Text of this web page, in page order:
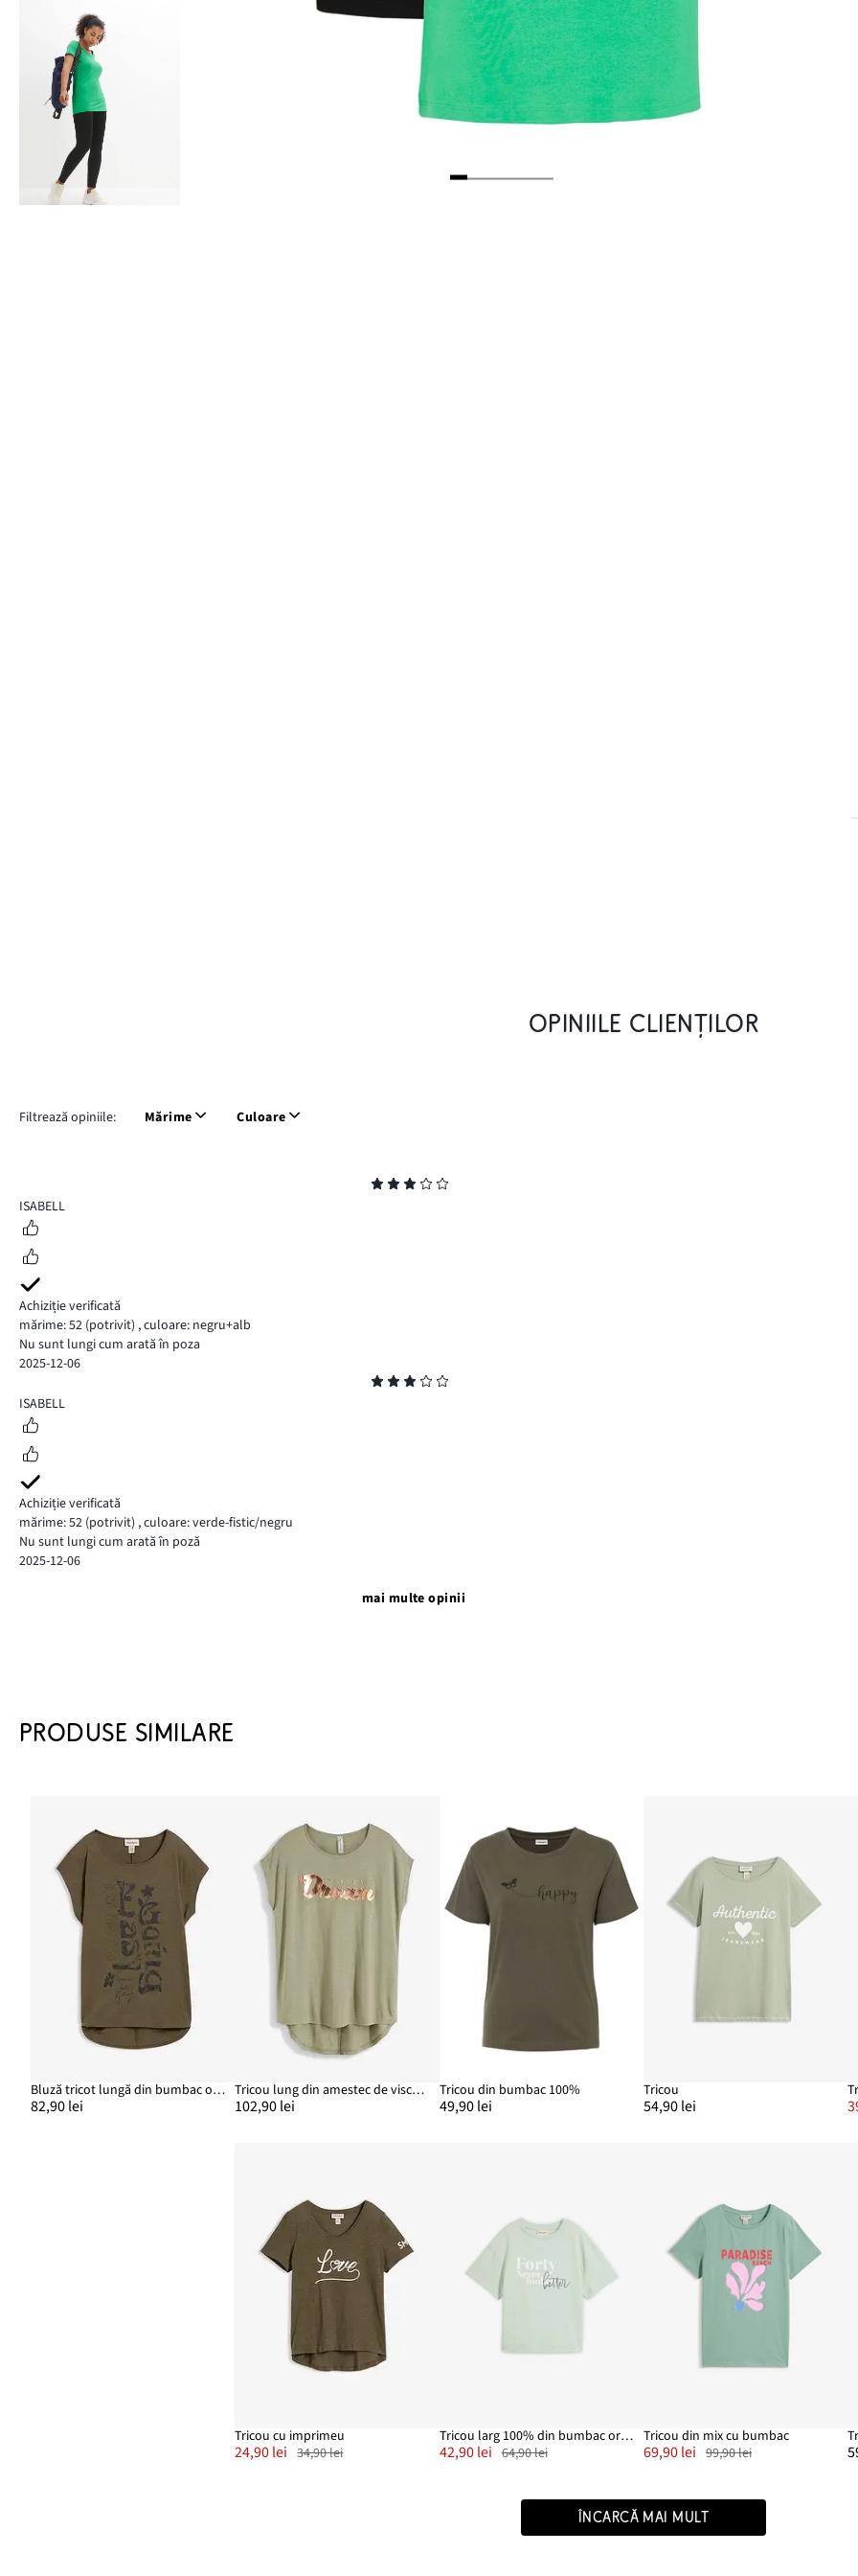
OPINIILE CLIENȚILOR
Filtrează opiniile: Mărime Culoare
3
ISABELL
Achiziție verificată
mărime: 52 (potrivit) ,culoare: negru+alb
Nu sunt lungi cum arată în poza
2025-12-06
3
ISABELL
Achiziție verificată
mărime: 52 (potrivit) ,culoare: verde-fistic/negru
Nu sunt lungi cum arată în poză
2025-12-06
mai multe opinii
PRODUSE SIMILARE
Bluză tricot lungă din bumbac organic 100%
82,90 lei
Tricou lung din amestec de viscoză
102,90 lei
Tricou din bumbac 100%
49,90 lei
Tricou
54,90 lei
Tricou cu imprimeu
24,90 lei 34,90 lei
Tricou larg 100% din bumbac organic
42,90 lei 64,90 lei
Tricou din mix cu bumbac
69,90 lei 99,90 lei
ÎNCARCĂ MAI MULT